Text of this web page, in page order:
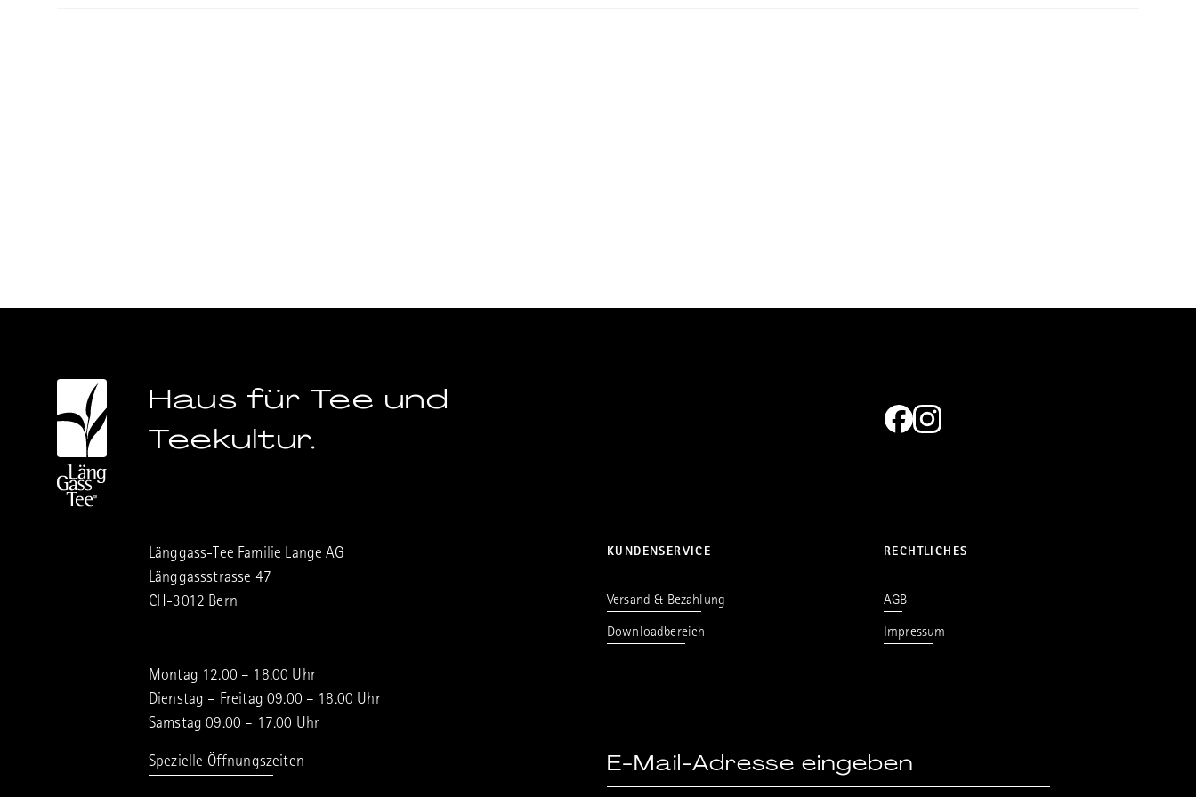
Haus für Tee und
Teekultur.
Länggass-Tee Familie Lange AG
Länggassstrasse 47
CH-3012 Bern
Montag 12.00 – 18.00 Uhr
Dienstag – Freitag 09.00 – 18.00 Uhr
Samstag 09.00 – 17.00 Uhr
Spezielle Öffnungszeiten
KUNDENSERVICE
Versand & Bezahlung
Downloadbereich
RECHTLICHES
AGB
Impressum